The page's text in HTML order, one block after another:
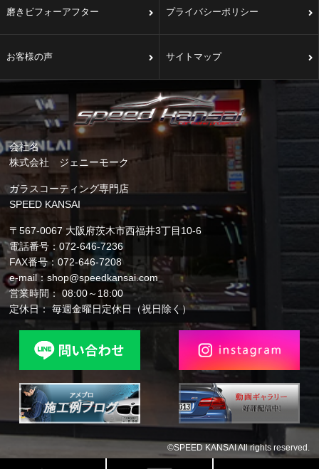
磨きビフォーアフター プライバシーポリシー
お客様の声 サイトマップ
会社名
株式会社 ジェニーモーク
ガラスコーティング専門店
SPEED KANSAI
〒567-0067 大阪府茨木市西福井3丁目10-6
電話番号：072-646-7236
FAX番号：072-646-7208
e-mail：shop@speedkansai.com
営業時間： 08:00～18:00
定休日： 毎週金曜日定休日（祝日除く）
©SPEED KANSAI All rights reserved.